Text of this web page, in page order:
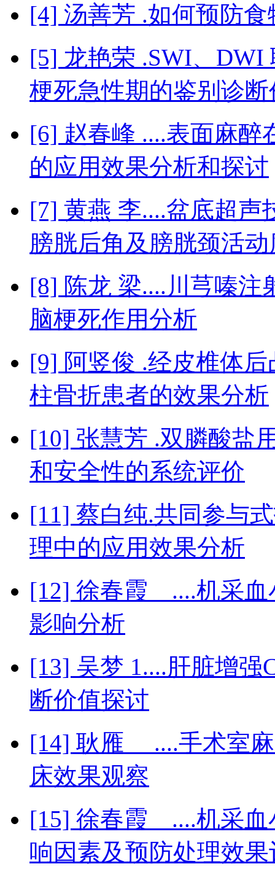
[4] 汤善芳 .如何预防
[5] 龙艳荣 .SWI、DWI
梗死急性期的鉴别诊断
[6] 赵春峰 ....表面麻醉
的应用效果分析和探讨
[7] 黄燕 李....盆底超声
膀胱后角及膀胱颈活
[8] 陈龙 梁....川芎嗪注
脑梗死作用分析
[9] 阿竖俊 .经皮椎体
柱骨折患者的效果分析
[10] 张慧芳 .双膦酸盐
和安全性的系统评价
[11] 蔡白纯.共同参与
理中的应用效果分析
[12] 徐春霞 ....机采血
影响分析
[13] 吴梦 1....肝脏增
断价值探讨
[14] 耿雁 ....手术室麻
床效果观察
[15] 徐春霞 ....机采血
响因素及预防处理效果